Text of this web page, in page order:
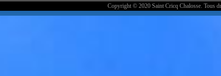
Copyright © 2020 Saint Cricq Chalosse. Tous